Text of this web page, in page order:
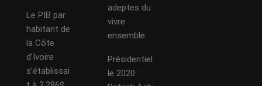
Le PIB par
habitant de
la Côte
d’Ivoire
s’établissai
adeptes du
vivre
ensemble.
Présidentiel
le 2020 :